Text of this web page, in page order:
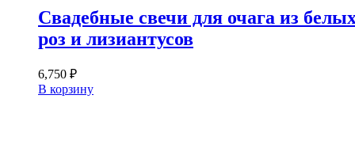
Свадебные свечи для очага из
роз и лизиантусов
6,750 ₽
В корзину